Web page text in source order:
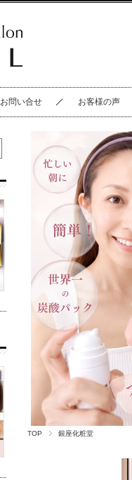
お問い合せ お客様の声
TOP 銀座化粧堂